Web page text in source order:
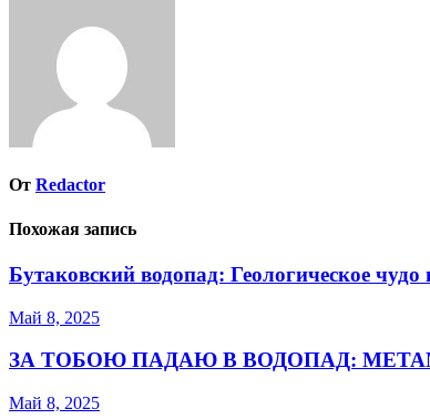
От Redactor
Похожая запись
Бутаковский водопад: Геологическое чудо
Май 8, 2025
ЗА ТОБОЮ ПАДАЮ В ВОДОПАД:
Май 8, 2025